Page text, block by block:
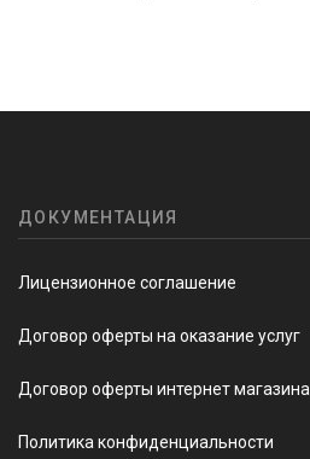
ДОКУМЕНТАЦИЯ
Лицензионное соглашение
Договор оферты на оказание услуг
Договор оферты интернет магазина
Политика конфиденциальности